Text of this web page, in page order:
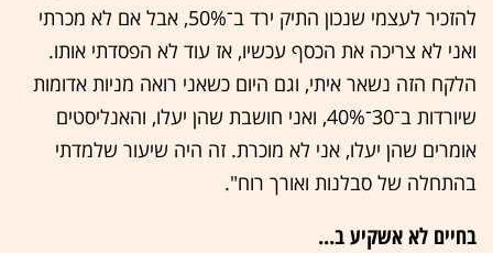
להזכיר לעצמי שנכון התיק ירד ב־50%, אבל אם לא מכרתי
ואני לא צריכה את הכסף עכשיו, אז עוד לא הפסדתי אותו.
הלקח הזה נשאר איתי, וגם היום כשאני רואה מניות אדומות
שיורדות ב־30־40%, ואני חושבת שהן יעלו, והאנליסטים
אומרים שהן יעלו, אני לא מוכרת. זה היה שיעור שלמדתי
בהתחלה של סבלנות ואורך רוח".
בחיים לא אשקיע ב...